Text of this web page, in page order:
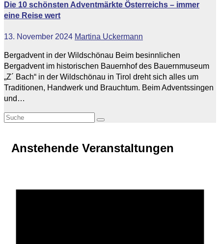
Die 10 schönsten Adventmärkte Österreichs – immer
eine Reise wert
13. November 2024 Martina Uckermann
Bergadvent in der Wildschönau Beim besinnlichen
Bergadvent im historischen Bauernhof des Bauernmuseum
„Z´ Bach“ in der Wildschönau in Tirol dreht sich alles um
Traditionen, Handwerk und Brauchtum. Beim Adventssingen
und…
Anstehende Veranstaltungen